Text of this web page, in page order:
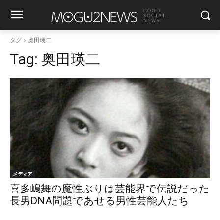
GOOD
SOCIAL
NEWS
タグ 奥田瑛二
Tag: 奥田瑛二
メディア
喜多嶋舞の魔性ぶりは芸能界で伝説だった
長男DNA問題であせる男性芸能人たち